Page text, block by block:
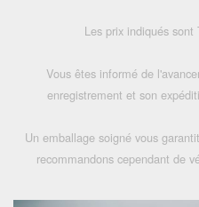
Les prix indiqués sont
Vous êtes informé de
enregistrement et son
Un emballage soigné vous
recommandons cependant de